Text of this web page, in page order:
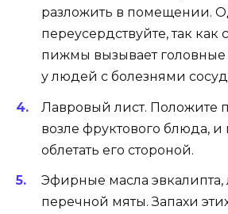
разложить в помещении.
переусердствуйте, так
пижмы вызывает головные
у людей с болезнями
Лавровый лист. Положите
возле фруктового блюда,
облетать его стороной.
Эфирные масла
перечной мяты. Запахи